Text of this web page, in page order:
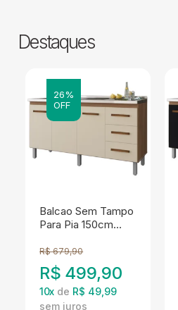
Destaques
26%
OFF
Balcao Sem Tampo
Para Pia 150cm
White Mobbs
R$ 679,90
R$ 499,90
10x de R$ 49,99